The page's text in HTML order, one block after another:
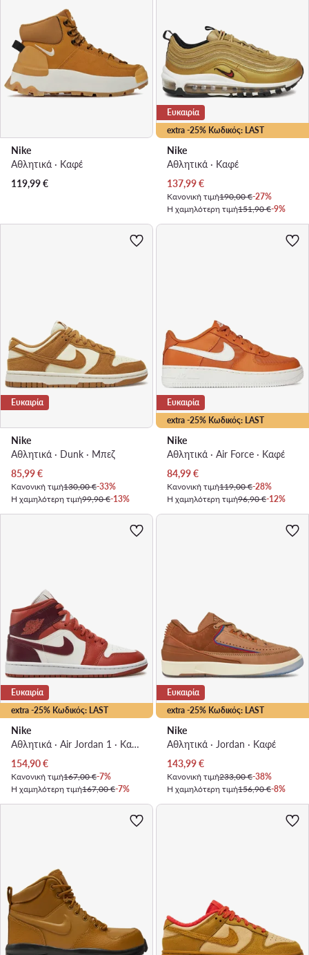
Nike
Αθλητικά · Καφέ
119,99€
extra -25% Κωδικός: LAST
Ευκαιρία
Nike
Αθλητικά · Καφέ
Τρέχουσα τιμή
137,99€
Κανονική τιμή190,00 €-27%
Η χαμηλότερη τιμή151,90 €-9%
Ευκαιρία
Nike
Αθλητικά · Dunk · Μπεζ
Τρέχουσα τιμή
85,99€
Κανονική τιμή130,00 €-33%
Η χαμηλότερη τιμή99,90 €-13%
extra -25% Κωδικός: LAST
Ευκαιρία
Nike
Αθλητικά · Air Force · Καφέ
Τρέχουσα τιμή
84,99€
Κανονική τιμή119,00 €-28%
Η χαμηλότερη τιμή96,90 €-12%
extra -25% Κωδικός: LAST
Ευκαιρία
Nike
Αθλητικά · Air Jordan 1 · Καφέ
Τρέχουσα τιμή
154,90€
Κανονική τιμή167,00 €-7%
Η χαμηλότερη τιμή167,00 €-7%
extra -25% Κωδικός: LAST
Ευκαιρία
Nike
Αθλητικά · Jordan · Καφέ
Τρέχουσα τιμή
143,99€
Κανονική τιμή233,00 €-38%
Η χαμηλότερη τιμή156,90 €-8%